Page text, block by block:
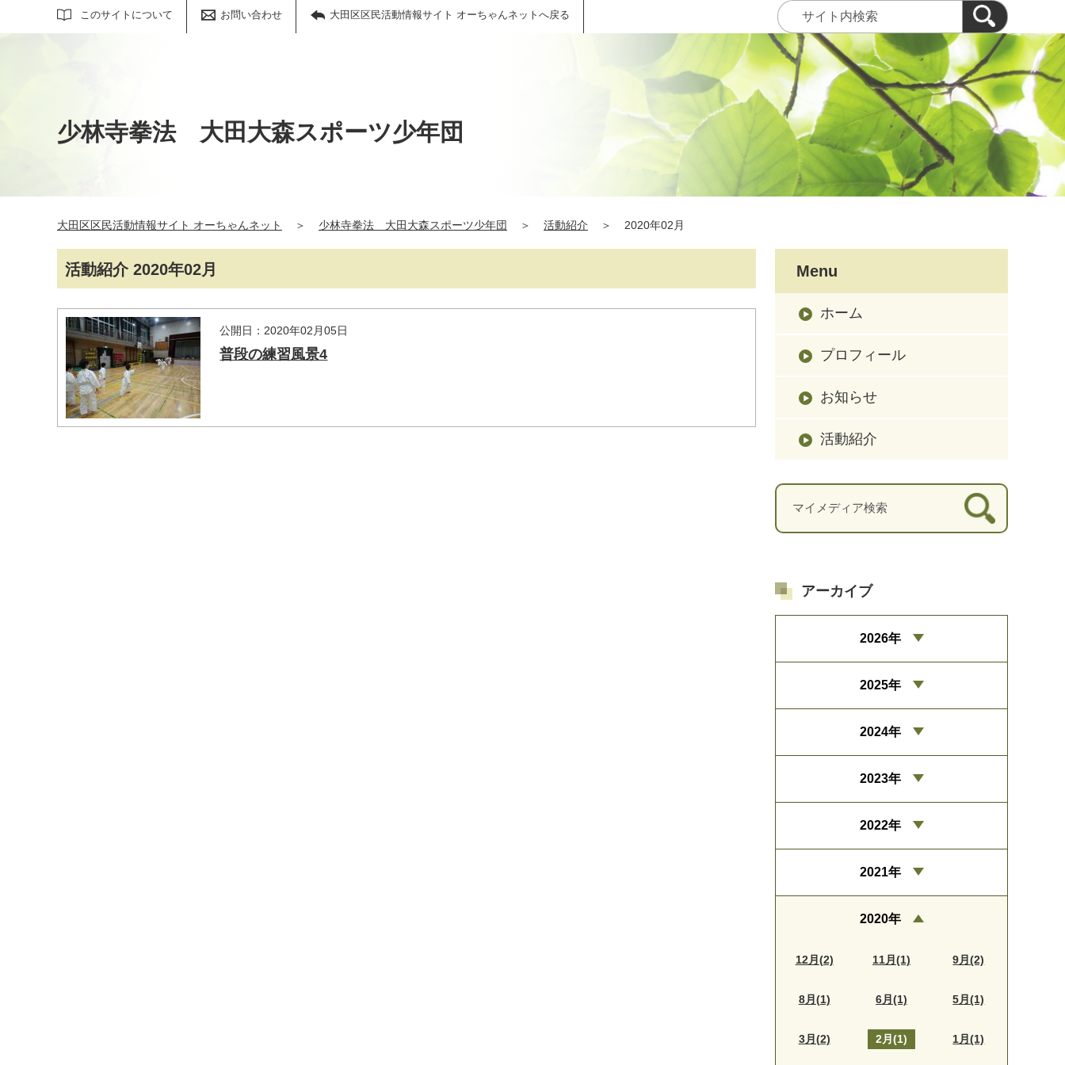
このサイトについて お問い合わせ 大田区区民活動情報サイト オーちゃんネットへ戻る
サイト内検索
少林寺拳法 大田大森スポーツ少年団
大田区区民活動情報サイト オーちゃんネット ＞ 少林寺拳法 大田大森スポーツ少年団 ＞ 活動紹介 ＞ 2020年02月
活動紹介 2020年02月
公開日：2020年02月05日
普段の練習風景4
Menu
ホーム
プロフィール
お知らせ
活動紹介
アーカイブ
2026年
2025年
2024年
2023年
2022年
2021年
2020年
12月(2) 11月(1) 9月(2)
8月(1) 6月(1) 5月(1)
3月(2) 2月(1) 1月(1)